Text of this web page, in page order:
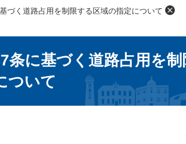
づく道路占用を制限する区域の指定について
条に基づく道路占用を
ついて